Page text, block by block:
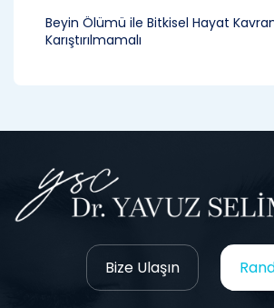
Beyin Ölümü ile Bitkisel Hayat
Karıştırılmamalı
Bize Ulaşın